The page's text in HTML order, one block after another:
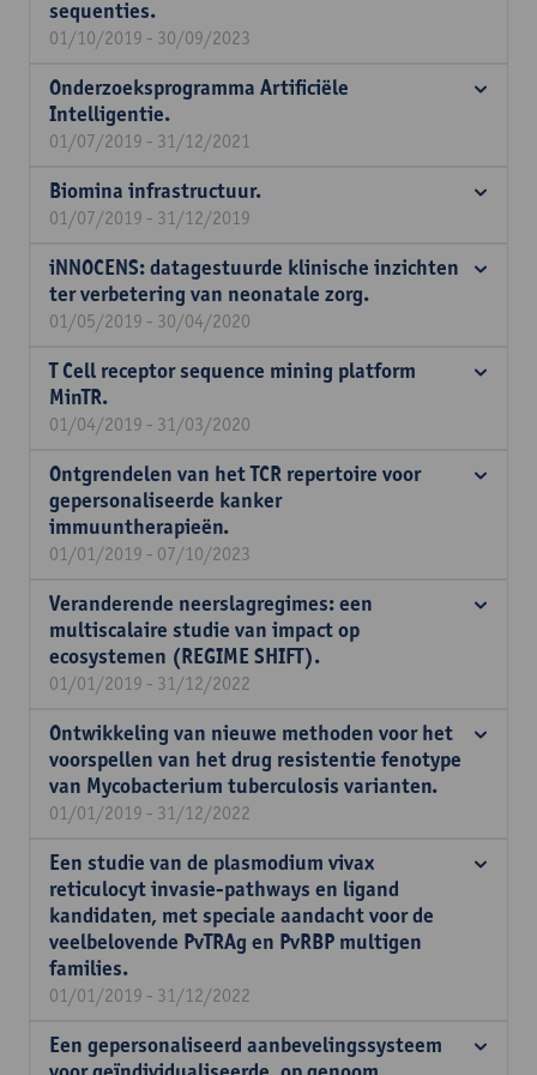
sequenties.
01/10/2019 - 30/09/2023
Onderzoeksprogramma Artificiële
Intelligentie.
01/07/2019 - 31/12/2021
Biomina infrastructuur.
01/07/2019 - 31/12/2019
iNNOCENS: datagestuurde klinische inzichten
ter verbetering van neonatale zorg.
01/05/2019 - 30/04/2020
T Cell receptor sequence mining platform
MinTR.
01/04/2019 - 31/03/2020
Ontgrendelen van het TCR repertoire voor
gepersonaliseerde kanker
immuuntherapieën.
01/01/2019 - 07/10/2023
Veranderende neerslagregimes: een
multiscalaire studie van impact op
ecosystemen (REGIME SHIFT).
01/01/2019 - 31/12/2022
Ontwikkeling van nieuwe methoden voor het
voorspellen van het drug resistentie fenotype
van Mycobacterium tuberculosis varianten.
01/01/2019 - 31/12/2022
Een studie van de plasmodium vivax
reticulocyt invasie-pathways en ligand
kandidaten, met speciale aandacht voor de
veelbelovende PvTRAg en PvRBP multigen
families.
01/01/2019 - 31/12/2022
Een gepersonaliseerd aanbevelingssysteem